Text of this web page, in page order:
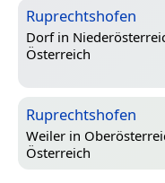
Ruprechtshofen
Dorf in
Österreich
Ruprechtshofen
Weiler in
Österreich